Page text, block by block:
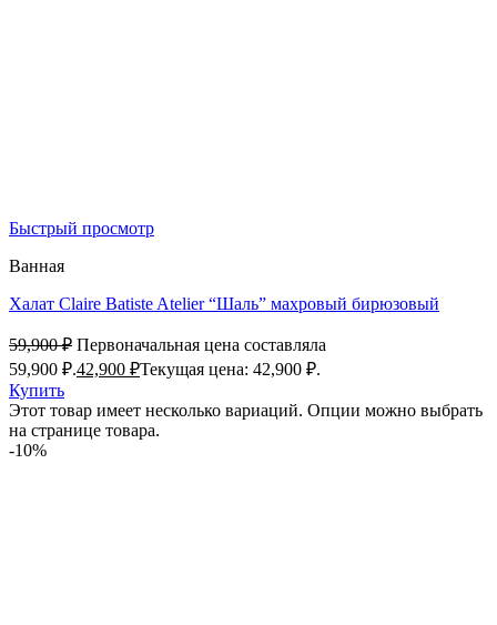
Быстрый просмотр
Ванная
Халат Claire Batiste Atelier “Шаль” махровый бирюзовый
59,900₽ Первоначальная цена составляла
59,900 ₽.42,900 ₽Текущая цена: 42,900 ₽.
Купить
Этот товар имеет несколько вариаций. Опции можно выбрать
на странице товара.
-10%